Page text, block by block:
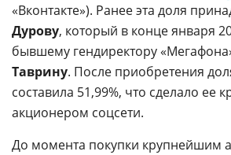
«Вконтакте»). Ранее эта доля
Дурову, который в конце января
бывшему гендиректору
Таврину. После приобретения
составила 51,99%, что сделало ее
акционером соцсети.
До момента покупки крупнейшим